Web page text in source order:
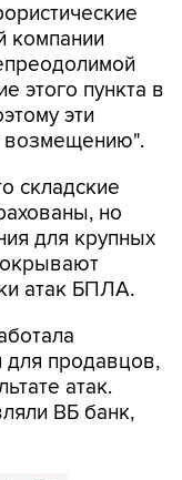
компании
этого пункта в
эти
возмещению".
складские
но
для крупных
атак БПЛА.
продавцов,
атак.
ВБ банк,